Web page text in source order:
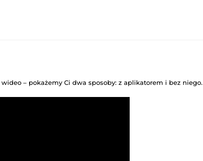
– pokażemy Ci dwa sposoby: z aplikatorem i bez niego.